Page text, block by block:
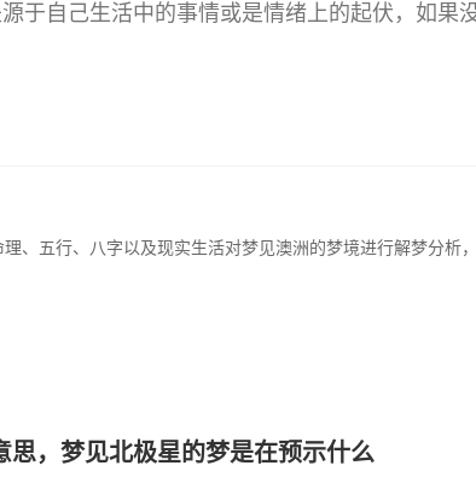
于自己生活中的事情或是情绪上的起伏，如果
、五行、八字以及现实生活对梦见澳洲的梦境进行解梦分析
思，梦见北极星的梦是在预示什么